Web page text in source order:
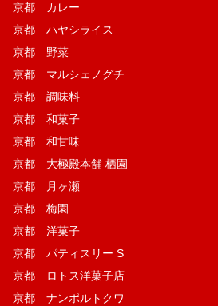
京都 カレー
京都 ハヤシライス
京都 野菜
京都 マルシェノグチ
京都 調味料
京都 和菓子
京都 和甘味
京都 大極殿本舗 栖園
京都 月ヶ瀬
京都 梅園
京都 洋菓子
京都 パティスリー S
京都 ロトス洋菓子店
京都 ナンポルトクワ